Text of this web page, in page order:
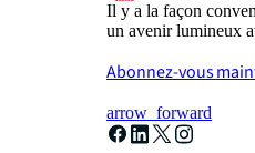
Il y a la façon
un avenir lumineux
Abonnez-vous
arrow_forward